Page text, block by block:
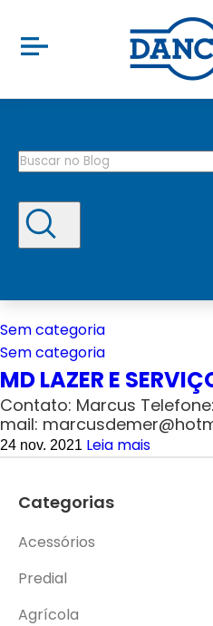
Sem categoria
Sem categoria
MD LAZER E
Contato: Marcus
mail:
24 nov. 2021 Leia mais
Categorias
Acessórios
Predial
Agrícola